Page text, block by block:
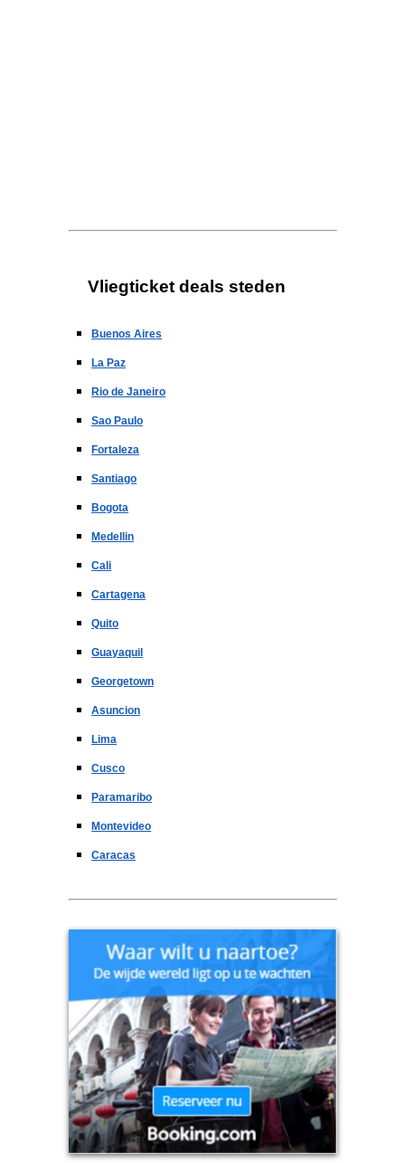
Vliegticket deals steden
Buenos Aires
La Paz
Rio de Janeiro
Sao Paulo
Fortaleza
Santiago
Bogota
Medellin
Cali
Cartagena
Quito
Guayaquil
Georgetown
Asuncion
Lima
Cusco
Paramaribo
Montevideo
Caracas